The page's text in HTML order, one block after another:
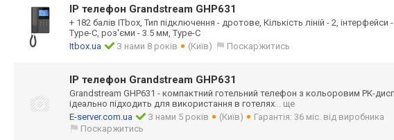
IP телефон Grandstream GHP631
+ 182 балів ITbox, Тип підключення - дротове, Кількість ліній - 2, інтерфейси
Type-C, роз'єми - 3.5 мм, Type-C
Itbox.ua
З нами 8 років (Київ) Поскаржитись
IP телефон Grandstream GHP631
Grandstream GHP631 - компактний готельний телефон з кольоровим РК-
ідеально підходить для використання в готелях... ще
E-server.com.ua
З нами 5 років (Київ)
Гарантія: 36 міс. від виробника
Поскаржитись